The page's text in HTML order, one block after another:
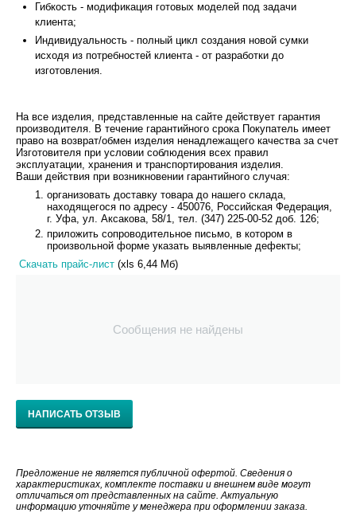
Гибкость - модификация готовых моделей под задачи
клиента;
Индивидуальность - полный цикл создания новой сумки
исходя из потребностей клиента - от разработки до
изготовления.
На все изделия, представленные на сайте действует гарантия
производителя. В течение гарантийного срока Покупатель имеет
право на возврат/обмен изделия ненадлежащего качества за счет
Изготовителя при условии соблюдения всех правил
эксплуатации, хранения и транспортирования изделия.
Ваши действия при возникновении гарантийного случая:
организовать доставку товара до нашего склада,
находящегося по адресу - 450076, Российская Федерация,
г. Уфа, ул. Аксакова, 58/1, тел. (347) 225-00-52 доб. 126;
приложить сопроводительное письмо, в котором в
произвольной форме указать выявленные дефекты;
Скачать прайс-лист (xls 6,44 Мб)
Сообщения не найдены
НАПИСАТЬ ОТЗЫВ
Предложение не является публичной офертой. Сведения о
характеристиках, комплекте поставки и внешнем виде могут
отличаться от представленных на сайте. Актуальную
информацию уточняйте у менеджера при оформлении заказа.